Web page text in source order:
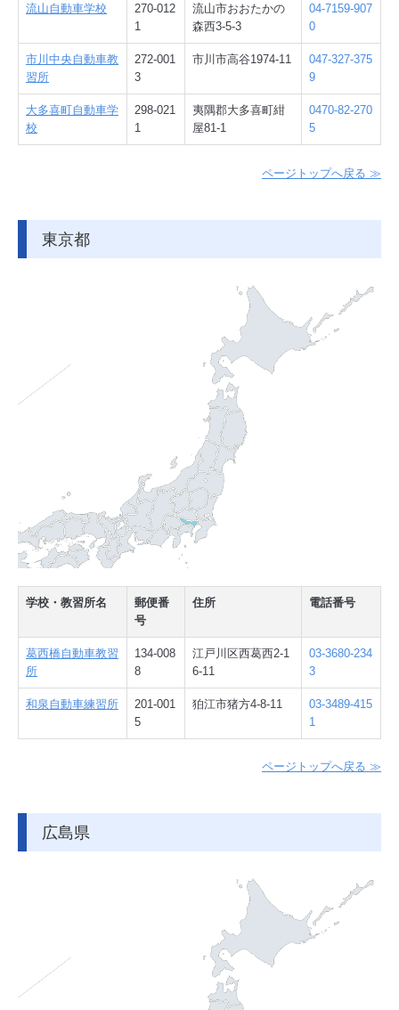
流山自動車学校
270-012
1
流山市おおたかの
森西3-5-3
04-7159-907
0
市川中央自動車教
習所
272-001
3
市川市高谷1974-11
047-327-375
9
大多喜町自動車学
校
298-021
1
夷隅郡大多喜町紺
屋81-1
0470-82-270
5
ページトップへ戻る ≫
東京都
学校・教習所名
郵便番
号
住所 電話番号
葛西橋自動車教習
所
134-008
8
江戸川区西葛西2-1
6-11
03-3680-234
3
和泉自動車練習所
201-001
5
狛江市猪方4-8-11
03-3489-415
1
ページトップへ戻る ≫
広島県